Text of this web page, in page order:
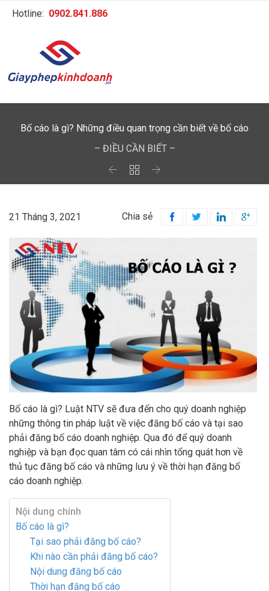
Hotline: 0902.841.886
Bố cáo là gì? Những điều quan trọng cần biết về bố cáo
– ĐIỀU CẦN BIẾT –
  
21 Tháng 3, 2021 Chia sẻ    
Bố cáo là gì? Luật NTV sẽ đưa đến cho quý doanh nghiệp
những thông tin pháp luật về việc đăng bố cáo và tại sao
phải đăng bố cáo doanh nghiệp. Qua đó để quý doanh
nghiệp và bạn đọc quan tâm có cái nhìn tổng quát hơn về
thủ tục đăng bố cáo và những lưu ý về thời hạn đăng bố
cáo doanh nghiệp.
Nội dung chính
Bố cáo là gì?
Tại sao phải đăng bố cáo?
Khi nào cần phải đăng bố cáo?
Nội dung đăng bố cáo
Thời hạn đăng bố cáo